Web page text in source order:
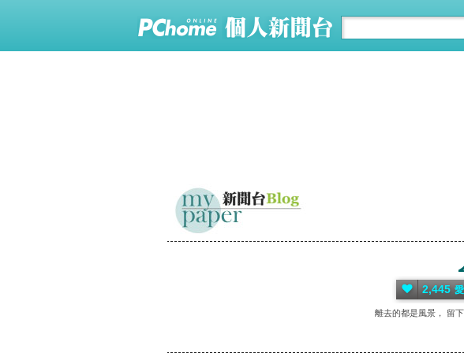
離去的都是風景， 留
2,445